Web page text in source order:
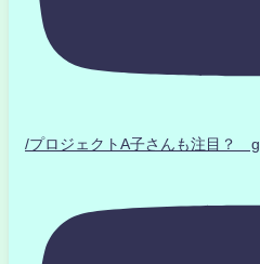
/プロジェクトA子さんも注目？